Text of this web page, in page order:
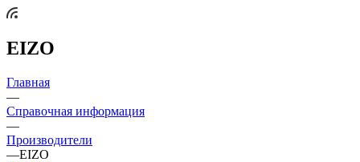
EIZO
Главная
—
Справочная информация
—
Производители
—EIZO